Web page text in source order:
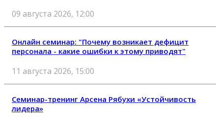
09 августа 2026, 12:00
Онлайн семинар: "Почему возникает дефицит
персонала - какие ошибки к этому приводят"
11 августа 2026, 15:00
Семинар-тренинг Арсена Рябухи «Устойчивость
лидера»